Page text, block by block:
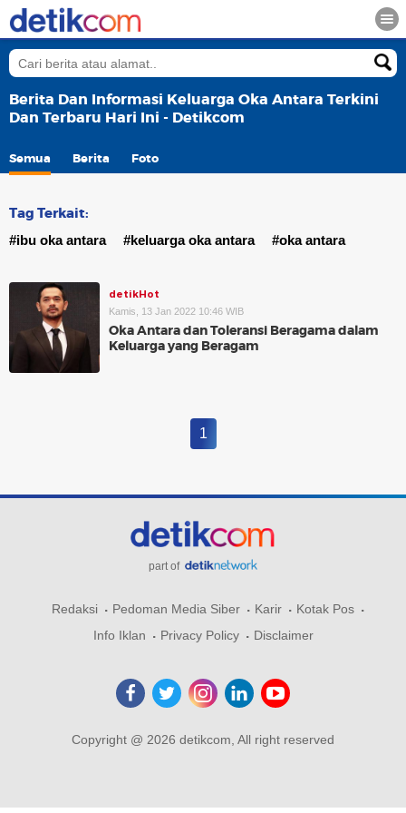
Berita Dan Informasi Keluarga Oka Antara Terkini
Dan Terbaru Hari Ini - Detikcom
Semua Berita Foto
Tag Terkait:
#ibu oka antara #keluarga oka antara #oka antara
detikHot
Kamis, 13 Jan 2022 10:46 WIB
Oka Antara dan Toleransi Beragama dalam
Keluarga yang Beragam
1
part of
Redaksi Pedoman Media Siber Karir
Kotak Pos
Info Iklan
Privacy Policy Disclaimer
Copyright @ 2026 detikcom, All right reserved